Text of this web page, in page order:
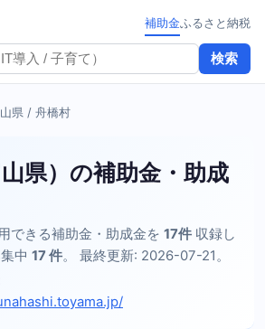
検索
補助金ふるさと納税
県 / 舟橋村
県）の補助金・助成
できる補助金・助成金を 17件 収録し
中 17 件。 最終更新: 2026-07-21。